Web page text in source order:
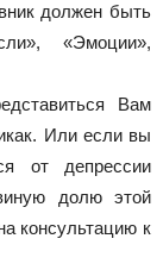
должен быть
«Эмоции»,
Вам
Или если вы
от депрессии
долю этой
консультацию к